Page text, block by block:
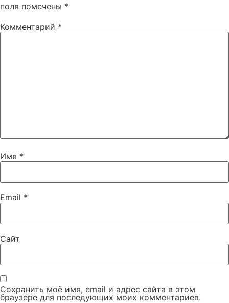
поля помечены *
Комментарий *
Имя *
Email *
Сайт
Сохранить моё имя, email и адрес сайта в этом
браузере для последующих моих комментариев.